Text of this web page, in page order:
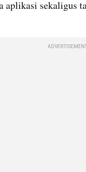
aplikasi sekaligus